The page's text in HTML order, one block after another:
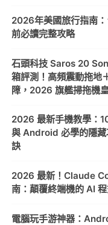
2026年美國旅行指南
前必讀完整攻略
石頭科技 Saros 20
箱評測！高頻震動拖地
障，2026 旗艦掃拖機
2026 最新手機教學：
與 Android 必學的隱藏
訣
2026 最新！Claude
南：顛覆終端機的 AI
電腦玩手游神器：